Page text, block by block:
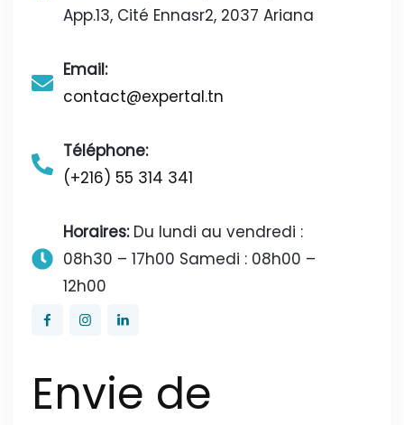
App.13, Cité Ennasr2, 2037 Ariana
Email:
contact@expertal.tn
Téléphone:
(+216) 55 314 341
Horaires: Du lundi au vendredi :
08h30 – 17h00 Samedi : 08h00 –
12h00
Envie de